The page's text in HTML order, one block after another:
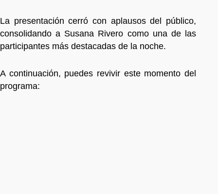
La presentación cerró con aplausos del público,
consolidando a Susana Rivero como una de las
participantes más destacadas de la noche.
A continuación, puedes revivir este momento del
programa: